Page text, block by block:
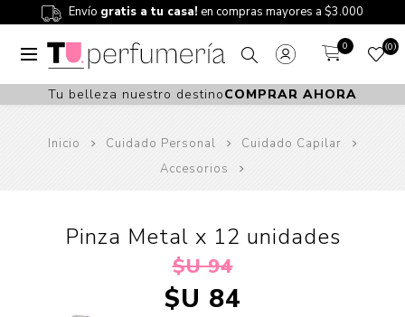
Envío gratis a tu casa! en compras mayores a $3.000
0 0
Tu belleza nuestro destinoCOMPRAR AHORA
Inicio Cuidado Personal
Cuidado Capilar
Accesorios
Pinza Metal x 12 unidades
$U 94
$U 84